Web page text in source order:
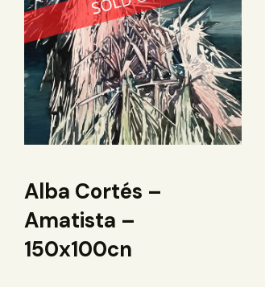
Alba Cortés –
Amatista –
150x100cn